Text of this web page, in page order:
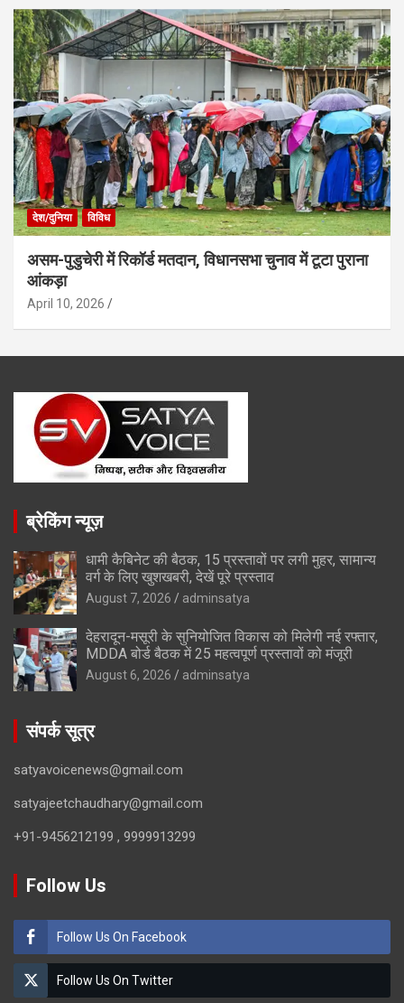
देश/दुनिया विविध
असम-पुडुचेरी में रिकॉर्ड मतदान, विधानसभा चुनाव में टूटा पुराना
आंकड़ा
April 10, 2026
ब्रेकिंग न्यूज़
धामी कैबिनेट की बैठक, 15 प्रस्तावों पर लगी मुहर, सामान्य
वर्ग के लिए खुशखबरी, देखें पूरे प्रस्ताव
August 7, 2026 adminsatya
देहरादून-मसूरी के सुनियोजित विकास को मिलेगी नई रफ्तार,
MDDA बोर्ड बैठक में 25 महत्वपूर्ण प्रस्तावों को मंजूरी
August 6, 2026 adminsatya
संपर्क सूत्र
satyavoicenews@gmail.com
satyajeetchaudhary@gmail.com
+91-9456212199 , 9999913299
Follow Us
Follow Us On Facebook
Follow Us On Twitter